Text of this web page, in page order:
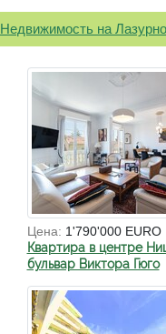
Недвижимость на
Цена: 1'790'000 EURO
Квартира в центре
бульвар Виктора Гюго